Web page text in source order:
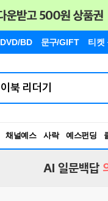
DVD/BD 문구/GIFT 티켓
채널예스 사락 예스펀딩
AI 일문백답